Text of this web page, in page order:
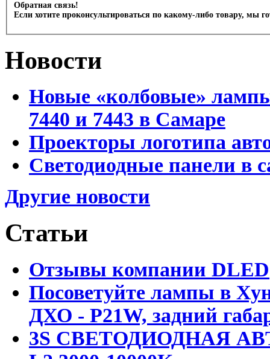
Обратная связь!
Если хотите проконсультироваться по какому-либо товару, мы
Новости
Новые «колбовые»
7440 и 7443 в Самаре
Проекторы логотипа
Светодиодные панели в
Другие новости
Статьи
Отзывы компании DLED
Посоветуйте лампы в
ДХО - P21W, задний
3S СВЕТОДИОДНАЯ